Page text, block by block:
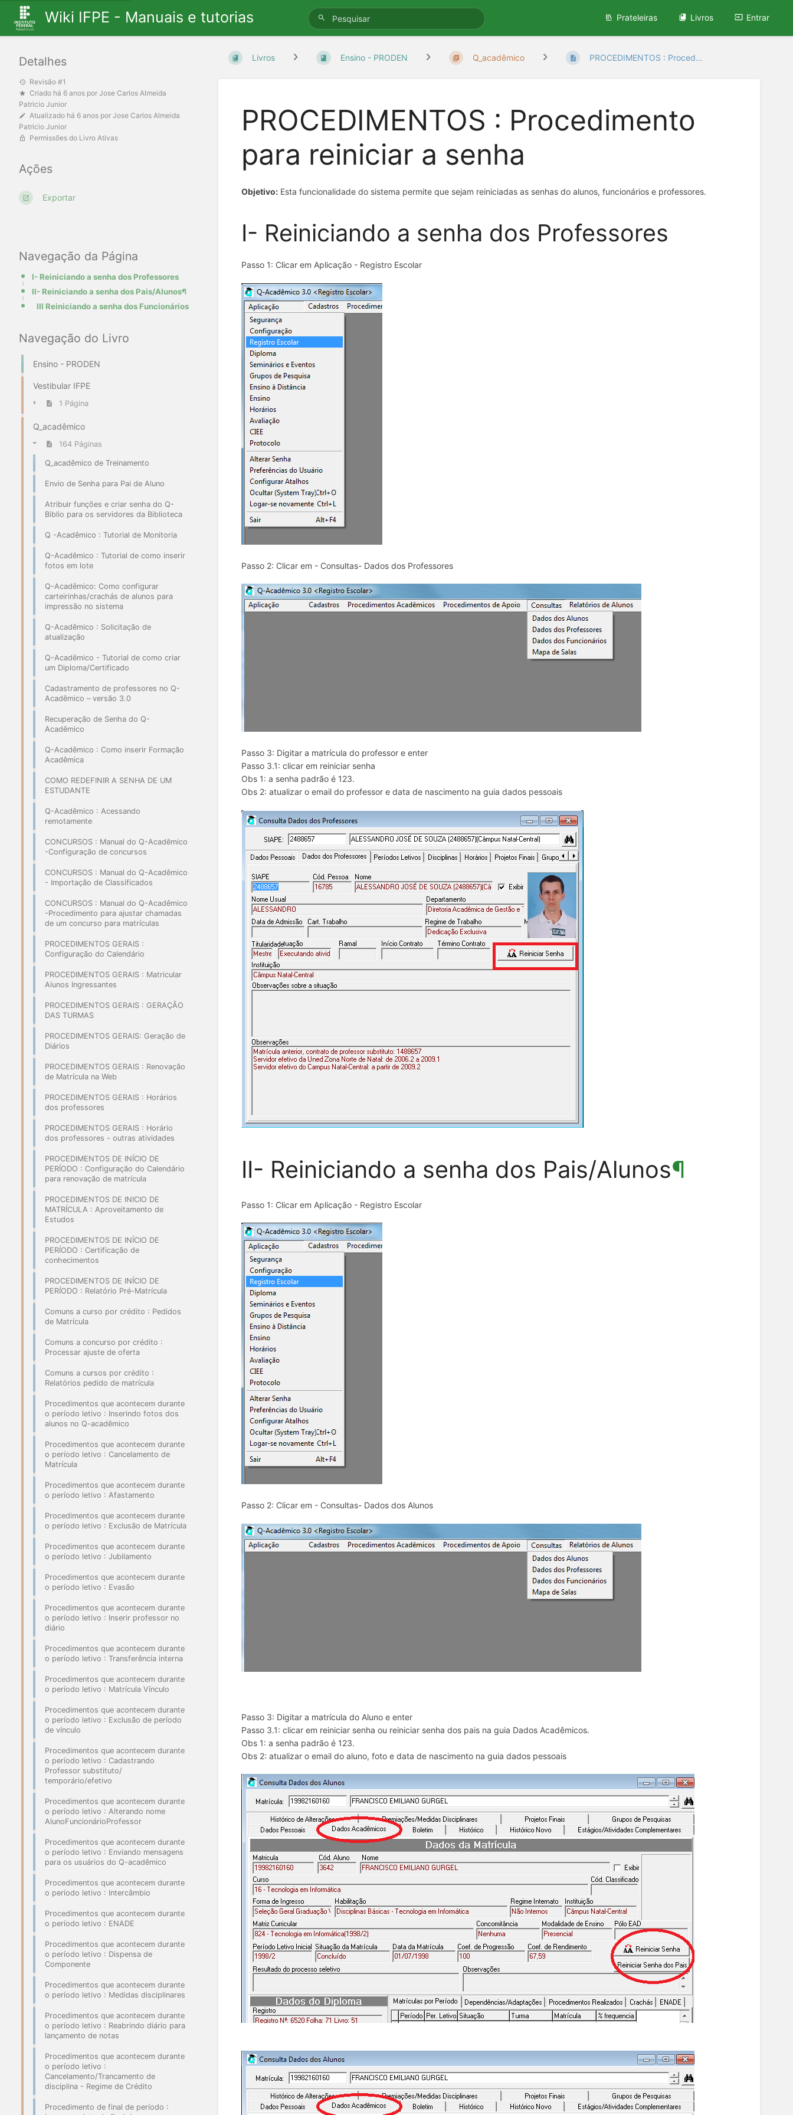
Wiki IFPE - Manuais e tutorias Prateleiras Livros Entrar
Navegação da Página
I- Reiniciando a senha dos Professores
II- Reiniciando a senha dos Pais/Alunos¶
III Reiniciando a senha dos Funcionários
Navegação do Livro
Ensino - PRODEN
Vestibular IFPE
1 Página
Q_acadêmico
164 Páginas
Q_acadêmico de Treinamento
Envio de Senha para Pai de Aluno
Atribuir funções e criar senha do Q-
Biblio para os servidores da Biblioteca
Q -Acadêmico : Tutorial de Monitoria
Q-Acadêmico : Tutorial de como inserir
fotos em lote
Q-Acadêmico: Como configurar
carteirinhas/crachás de alunos para
impressão no sistema
Q-Acadêmico : Solicitação de
atualização
Q-Acadêmico - Tutorial de como criar
um Diploma/Certificado
Cadastramento de professores no Q-
Acadêmico – versão 3.0
Recuperação de Senha do Q-
Acadêmico
Q-Acadêmico : Como inserir Formação
Acadêmica
COMO REDEFINIR A SENHA DE UM
ESTUDANTE
Q-Acadêmico : Acessando
remotamente
CONCURSOS : Manual do Q-Acadêmico
-Configuração de concursos
CONCURSOS : Manual do Q-Acadêmico
- Importação de Classificados
CONCURSOS : Manual do Q-Acadêmico
-Procedimento para ajustar chamadas
de um concurso para matrículas
PROCEDIMENTOS GERAIS :
Configuração do Calendário
PROCEDIMENTOS GERAIS : Matricular
Alunos Ingressantes
PROCEDIMENTOS GERAIS : GERAÇÃO
DAS TURMAS
PROCEDIMENTOS GERAIS: Geração de
Diários
PROCEDIMENTOS GERAIS : Renovação
de Matrícula na Web
PROCEDIMENTOS GERAIS : Horários
dos professores
PROCEDIMENTOS GERAIS : Horário
dos professores - outras atividades
PROCEDIMENTOS DE INÍCIO DE
PERÍODO : Configuração do Calendário
para renovação de matrícula
PROCEDIMENTOS DE INICIO DE
MATRÍCULA : Aproveitamento de
Estudos
PROCEDIMENTOS DE INÍCIO DE
PERÍODO : Certificação de
conhecimentos
PROCEDIMENTOS DE INÍCIO DE
PERÍODO : Relatório Pré-Matrícula
Comuns a curso por crédito : Pedidos
de Matrícula
Comuns a concurso por crédito :
Processar ajuste de oferta
Comuns a cursos por crédito :
Relatórios pedido de matrícula
Procedimentos que acontecem durante
o período letivo : Inserindo fotos dos
alunos no Q-acadêmico
Procedimentos que acontecem durante
o período letivo : Cancelamento de
Matrícula
Procedimentos que acontecem durante
o período letivo : Afastamento
Procedimentos que acontecem durante
o período letivo : Exclusão de Matrícula
Procedimentos que acontecem durante
o período letivo : Jubilamento
Procedimentos que acontecem durante
o período letivo : Evasão
Procedimentos que acontecem durante
o período letivo : Inserir professor no
diário
Procedimentos que acontecem durante
o período letivo : Transferência interna
Procedimentos que acontecem durante
o período letivo : Matrícula Vínculo
Procedimentos que acontecem durante
o período letivo : Exclusão de período
de vínculo
Procedimentos que acontecem durante
o período letivo : Cadastrando
Professor substituto/
temporário/efetivo
Procedimentos que acontecem durante
o período letivo : Alterando nome
AlunoFuncionárioProfessor
Procedimentos que acontecem durante
o período letivo : Enviando mensagens
para os usuários do Q-acadêmico
Procedimentos que acontecem durante
o período letivo : Intercâmbio
Procedimentos que acontecem durante
o período letivo : ENADE
Procedimentos que acontecem durante
o período letivo : Dispensa de
Componente
Procedimentos que acontecem durante
o período letivo : Medidas disciplinares
Procedimentos que acontecem durante
o período letivo : Reabrindo diário para
lançamento de notas
Procedimentos que acontecem durante
o período letivo :
Cancelamento/Trancamento de
disciplina - Regime de Crédito
Procedimento de final de período :
Livros Ensino - PRODEN Q_acadêmico PROCEDIMENTOS : Proced...
PROCEDIMENTOS : Procedimento
para reiniciar a senha
Objetivo: Esta funcionalidade do sistema permite que sejam reiniciadas as senhas do alunos, funcionários e professores.
I- Reiniciando a senha dos Professores
Passo 1: Clicar em Aplicação - Registro Escolar
Passo 2: Clicar em - Consultas- Dados dos Professores
Passo 3: Digitar a matrícula do professor e enter
Passo 3.1: clicar em reiniciar senha
Obs 1: a senha padrão é 123.
Obs 2: atualizar o email do professor e data de nascimento na guia dados pessoais
II- Reiniciando a senha dos Pais/Alunos¶
Passo 1: Clicar em Aplicação - Registro Escolar
Passo 2: Clicar em - Consultas- Dados dos Alunos
Passo 3: Digitar a matrícula do Aluno e enter
Passo 3.1: clicar em reiniciar senha ou reiniciar senha dos pais na guia Dados Acadêmicos.
Obs 1: a senha padrão é 123.
Obs 2: atualizar o email do aluno, foto e data de nascimento na guia dados pessoais
Detalhes
Revisão #1
Criado há 6 anos por Jose Carlos Almeida
Patricio Junior
Atualizado há 6 anos por Jose Carlos Almeida
Patricio Junior
Permissões do Livro Ativas
Ações
Exportar